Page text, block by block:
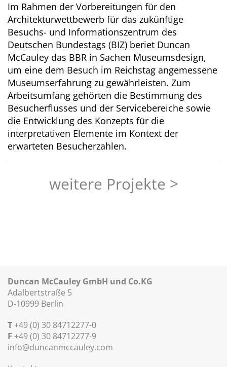
Im Rahmen der Vorbereitungen für den
Architekturwettbewerb für das zukünftige
Besuchs- und Informationszentrum des
Deutschen Bundestags (BIZ) beriet Duncan
McCauley das BBR in Sachen Museumsdesign,
um eine dem Besuch im Reichstag angemessene
Museumserfahrung zu gewährleisten. Zum
Arbeitsumfang gehörten die Bestimmung des
Besucherflusses und der Servicebereiche sowie
die Entwicklung des Konzepts für die
interpretativen Elemente im Kontext der
erwarteten Besucherzahlen.
weitere Projekte >
Duncan McCauley GmbH und Co.KG
Adalbertstraße 5
D-10999 Berlin
T +49 (0) 30 84712277-0
F +49 (0) 30 84712277-9
info@duncanmccauley.com